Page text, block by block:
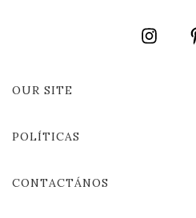
OUR SITE
POLÍTICAS
CONTACTÁNOS